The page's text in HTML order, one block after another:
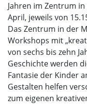
Jahren im Zentrum
April, jeweils von
Das Zentrum in der
Workshops mit
von sechs bis zehn
Geschichte werden
Fantasie der Kinder
Gestalten helfen
zum eigenen